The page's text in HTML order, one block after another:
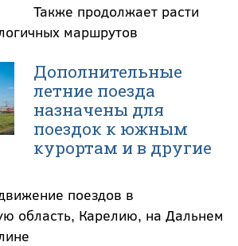
Также продолжает расти
маршрутов
Дополнительные
летние поезда
назначены для
поездок к южным
курортам и в другие
поездов в
область, Карелию, на Дальнем